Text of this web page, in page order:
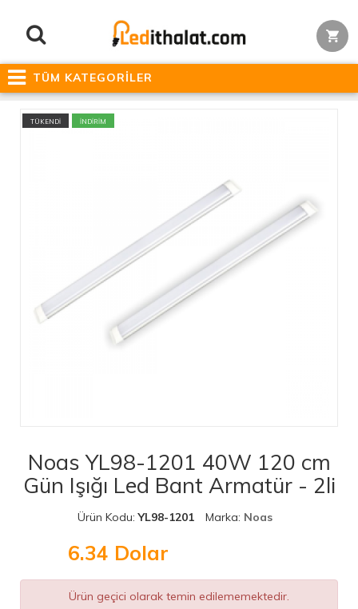
TÜM KATEGORİLER
TÜKENDİ İNDİRİM
Noas YL98-1201 40W 120 cm
Gün Işığı Led Bant Armatür - 2li
Ürün Kodu:YL98-1201 Marka: Noas
6.34 Dolar
Ürün geçici olarak temin edilememektedir.